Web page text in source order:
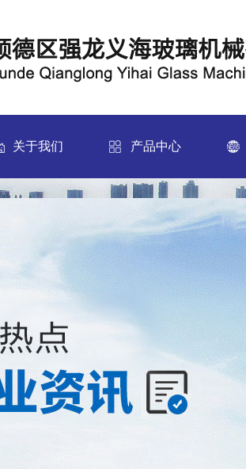
关于我们
MORE
公司简介
产品中心
产品中心
不锈钢实心